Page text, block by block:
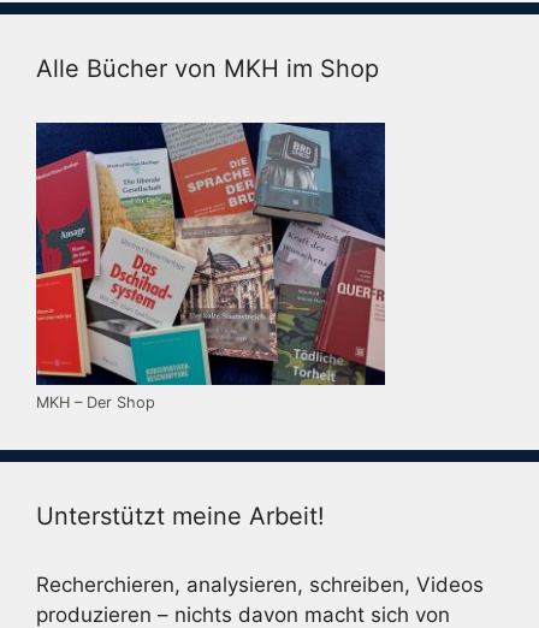
Alle Bücher von MKH im Shop
MKH – Der Shop
Unterstützt meine Arbeit!
Recherchieren, analysieren, schreiben, Videos
produzieren – nichts davon macht sich von